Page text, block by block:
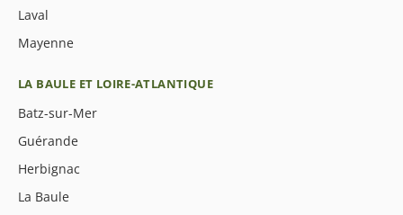
Laval
Mayenne
LA BAULE ET LOIRE-ATLANTIQUE
Batz-sur-Mer
Guérande
Herbignac
La Baule